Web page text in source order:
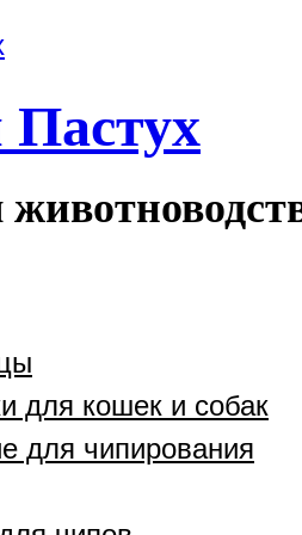
для кошек и собак
для чипирования